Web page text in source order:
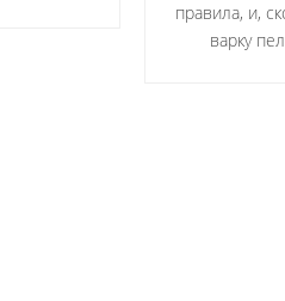
правила, и,
варку